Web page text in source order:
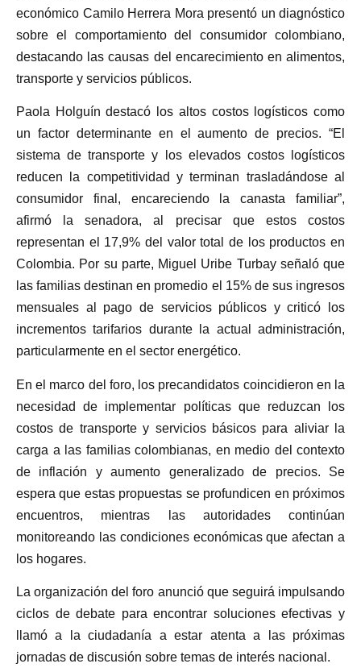
económico Camilo Herrera Mora presentó un diagnóstico
sobre el comportamiento del consumidor colombiano,
destacando las causas del encarecimiento en alimentos,
transporte y servicios públicos.
Paola Holguín destacó los altos costos logísticos como
un factor determinante en el aumento de precios. “El
sistema de transporte y los elevados costos logísticos
reducen la competitividad y terminan trasladándose al
consumidor final, encareciendo la canasta familiar”,
afirmó la senadora, al precisar que estos costos
representan el 17,9% del valor total de los productos en
Colombia. Por su parte, Miguel Uribe Turbay señaló que
las familias destinan en promedio el 15% de sus ingresos
mensuales al pago de servicios públicos y criticó los
incrementos tarifarios durante la actual administración,
particularmente en el sector energético.
En el marco del foro, los precandidatos coincidieron en la
necesidad de implementar políticas que reduzcan los
costos de transporte y servicios básicos para aliviar la
carga a las familias colombianas, en medio del contexto
de inflación y aumento generalizado de precios. Se
espera que estas propuestas se profundicen en próximos
encuentros, mientras las autoridades continúan
monitoreando las condiciones económicas que afectan a
los hogares.
La organización del foro anunció que seguirá impulsando
ciclos de debate para encontrar soluciones efectivas y
llamó a la ciudadanía a estar atenta a las próximas
jornadas de discusión sobre temas de interés nacional.